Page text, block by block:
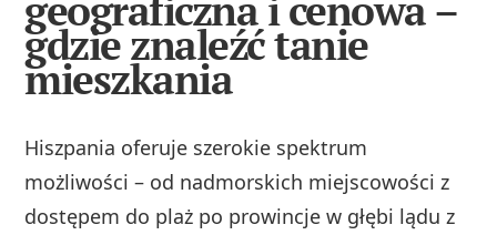
gdzie znaleźć tanie
mieszkania
Hiszpania oferuje szerokie spektrum
możliwości – od nadmorskich miejscowości z
dostępem do plaż po prowincje w głębi lądu z